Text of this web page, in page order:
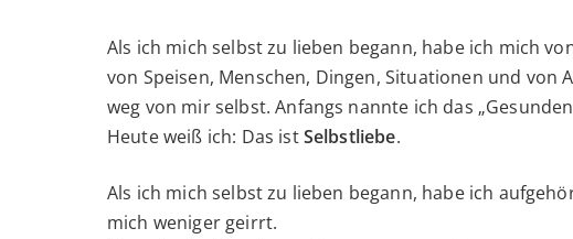
Als ich mich selbst zu lieben begann, habe ich mich
von Speisen, Menschen, Dingen, Situationen und
weg von mir selbst. Anfangs nannte ich das
Heute weiß ich: Das istSelbstliebe.
Als ich mich selbst zu lieben begann, habe ich
mich weniger geirrt.